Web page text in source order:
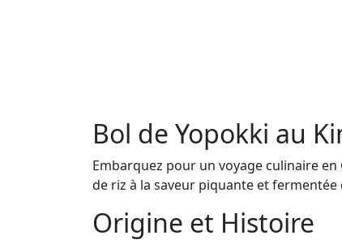
Bol de Yopokki au
Embarquez pour un voyage culinaire
de riz à la saveur piquante et
Origine et Histoire